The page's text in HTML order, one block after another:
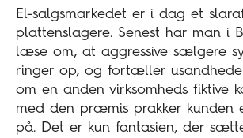
El-salgsmarkedet er i dag et
plattenslagere. Senest har man i
læse om, at aggressive sælgere
ringer op, og fortæller
om en anden virksomheds fiktive
med den præmis prakker kunden
på. Det er kun fantasien, der